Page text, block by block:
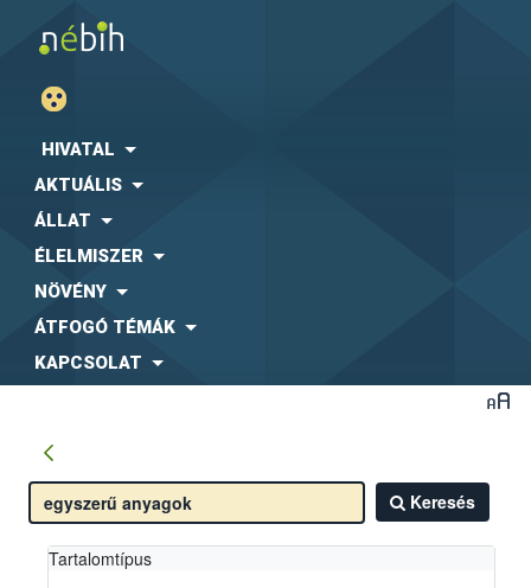
HIVATAL
AKTUÁLIS
ÁLLAT
ÉLELMISZER
NÖVÉNY
ÁTFOGÓ TÉMÁK
KAPCSOLAT
Keresés
Tartalomtípus